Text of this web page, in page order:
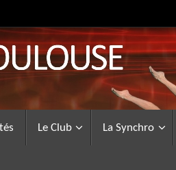
Le Club La Synchro